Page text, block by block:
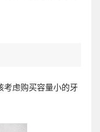
考虑购买容量小的牙